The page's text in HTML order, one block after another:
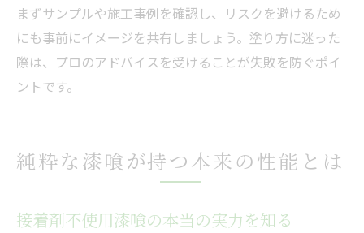
まずサンプルや施工事例を確認し、リスクを避けるため
にも事前にイメージを共有しましょう。塗り方に迷った
際は、プロのアドバイスを受けることが失敗を防ぐポイ
ントです。
純粋な漆喰が持つ本来の性能とは
接着剤不使用漆喰の本当の実力を知る